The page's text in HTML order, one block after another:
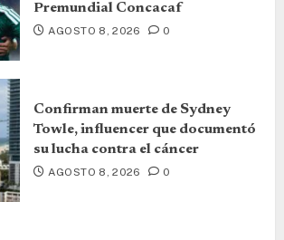
Premundial Concacaf
AGOSTO 8, 2026 0
Confirman muerte de Sydney
Towle, influencer que documentó
su lucha contra el cáncer
AGOSTO 8, 2026 0